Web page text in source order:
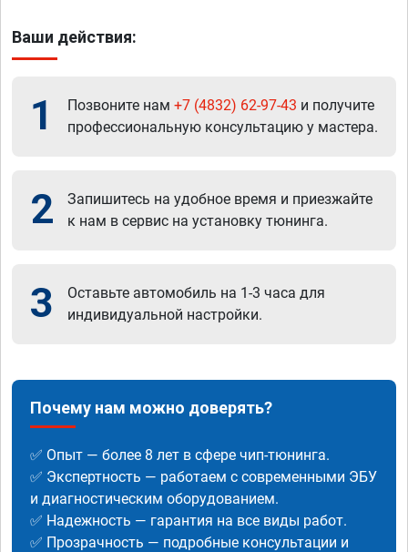
Ваши действия:
1 Позвоните нам +7 (4832) 62-97-43 и получите
профессиональную консультацию у мастера.
2
Запишитесь на удобное время и приезжайте
к нам в сервис на установку тюнинга.
3
Оставьте автомобиль на 1-3 часа для
индивидуальной настройки.
Почему нам можно доверять?
✅ Опыт — более 8 лет в сфере чип-тюнинга.
✅ Экспертность — работаем с современными ЭБУ
и диагностическим оборудованием.
✅ Надежность — гарантия на все виды работ.
✅ Прозрачность — подробные консультации и